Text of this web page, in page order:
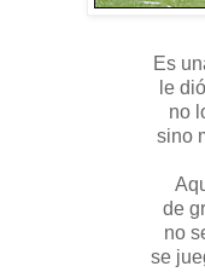
Es
le
no
sino
de
no
se